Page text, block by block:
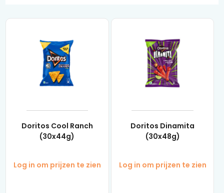
Doritos Cool Ranch
(30x44g)
Log in om prijzen te zien
Doritos Dinamita
(30x48g)
Log in om prijzen te zien